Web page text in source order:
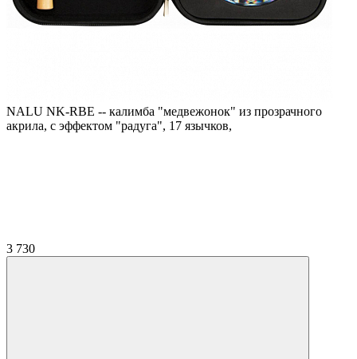
NALU NK-RBE -- калимба "медвежонок" из прозрачного
акрила, с эффектом "радуга", 17 язычков,
3 730